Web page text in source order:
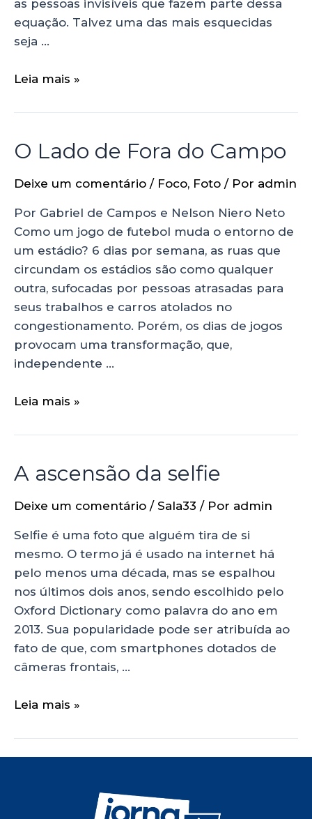
as pessoas invisíveis que fazem parte dessa
equação. Talvez uma das mais esquecidas
seja …
Leia mais »
O Lado de Fora do Campo
Deixe um comentário / Foco, Foto / Por admin
Por Gabriel de Campos e Nelson Niero Neto
Como um jogo de futebol muda o entorno de
um estádio? 6 dias por semana, as ruas que
circundam os estádios são como qualquer
outra, sufocadas por pessoas atrasadas para
seus trabalhos e carros atolados no
congestionamento. Porém, os dias de jogos
provocam uma transformação, que,
independente …
Leia mais »
A ascensão da selfie
Deixe um comentário / Sala33 / Por admin
Selfie é uma foto que alguém tira de si
mesmo. O termo já é usado na internet há
pelo menos uma década, mas se espalhou
nos últimos dois anos, sendo escolhido pelo
Oxford Dictionary como palavra do ano em
2013. Sua popularidade pode ser atribuída ao
fato de que, com smartphones dotados de
câmeras frontais, …
Leia mais »